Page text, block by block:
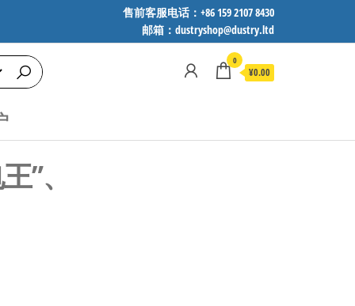
售前客服电话：+86 159 2107 8430
邮箱：dustryshop@dustry.ltd
0
¥0.00
”、